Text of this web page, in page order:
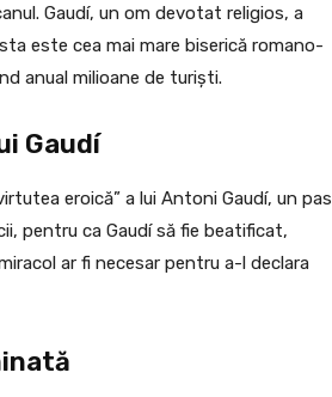
Gaudí, un om devotat religios, a
este cea mai mare biserică romano-
anual milioane de turiști.
Gaudí
eroică” a lui Antoni Gaudí, un pas
pentru ca Gaudí să fie beatificat,
ar fi necesar pentru a-l declara